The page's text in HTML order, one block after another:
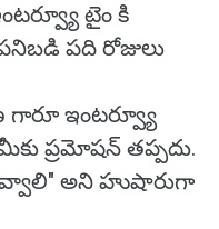
టైం కి
పది రోజులు
గారూ ఇంటర్వ్యూ
ప్రమోషన్ తప్పదు.
అని హుషారుగా